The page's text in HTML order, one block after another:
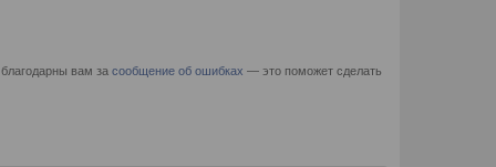
вам за сообщение об ошибках — это поможет сделать